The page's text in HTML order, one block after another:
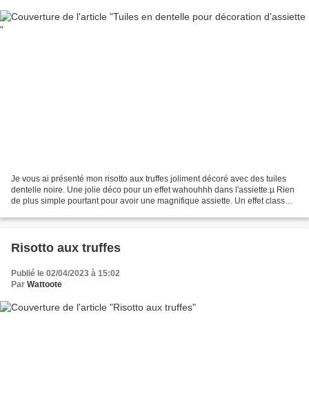
Je vous ai présenté mon risotto aux truffes joliment décoré avec des tuiles
dentelle noire. Une jolie déco pour un effet wahouhhh dans l'assiette.µ Rien
de plus simple pourtant pour avoir une magnifique assiette. Un effet class
Risotto aux truffes
Publié le 02/04/2023 à 15:02
Par Wattoote